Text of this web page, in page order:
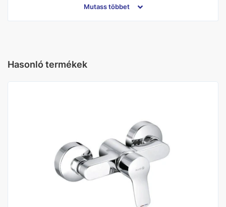
központ Cikkpár UH-442798
Mutass többet
Hasonló termékek